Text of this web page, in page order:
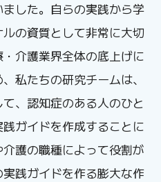
した。自らの実践から学
の資質として非常に大切
介護業界全体の底上げに
私たちの研究チームは、
、認知症のある人のひと
ガイドを作成することに
護の職種によって役割が
践ガイドを作る膨大な作